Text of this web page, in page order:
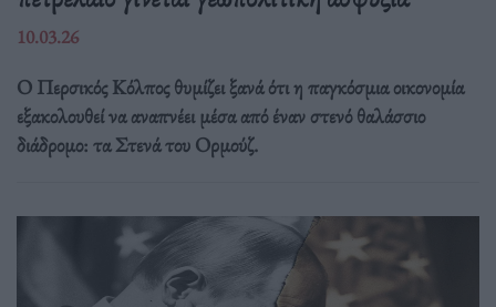
10.03.26
Ο Περσικός Κόλπος θυμίζει ξανά ότι η παγκόσμια οικονομία
εξακολουθεί να αναπνέει μέσα από έναν στενό θαλάσσιο
διάδρομο: τα Στενά του Ορμούζ.